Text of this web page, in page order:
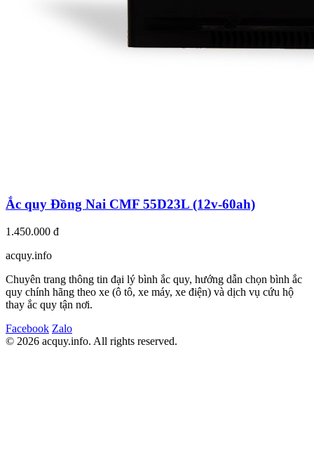
Ắc quy Đồng Nai CMF 55D23L (12v-60ah)
1.450.000 đ
acquy.info
Chuyên trang thông tin đại lý bình ắc quy, hướng dẫn chọn bình ắc
quy chính hãng theo xe (ô tô, xe máy, xe điện) và dịch vụ cứu hộ
thay ắc quy tận nơi.
Facebook Zalo
© 2026 acquy.info. All rights reserved.